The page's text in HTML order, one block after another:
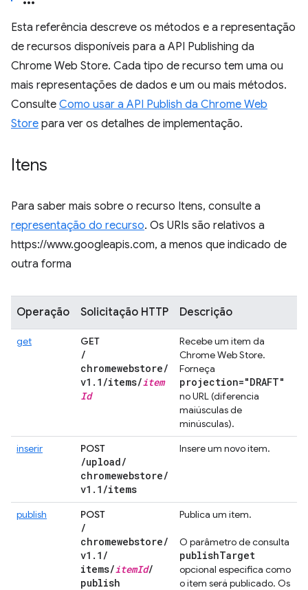
Esta referência descreve os métodos e a representação
de recursos disponíveis para a API Publishing da
Chrome Web Store. Cada tipo de recurso tem uma ou
mais representações de dados e um ou mais métodos.
Consulte Como usar a API Publish da Chrome Web
Store para ver os detalhes de implementação.
Itens
Para saber mais sobre o recurso Itens, consulte a
representação do recurso. Os URIs são relativos a
https://www.googleapis.com, a menos que indicado de
outra forma
Operação Solicitação HTTP Descrição
get GET
/
chromewebstore/
v1 . 1 /items/item
Id
Recebe um item da
Chrome Web Store.
Forneça
projection="DRAFT"
no URL (diferencia
maiúsculas de
minúsculas).
inserir
POST
/upload/
chromewebstore/
v1 . 1 /items
Insere um novo item.
publish POST
/
chromewebstore/
v1 . 1 /
items/itemId/
publish
Publica um item.
O parâmetro de consulta
publishTarget
opcional especifica como
o item será publicado. Os